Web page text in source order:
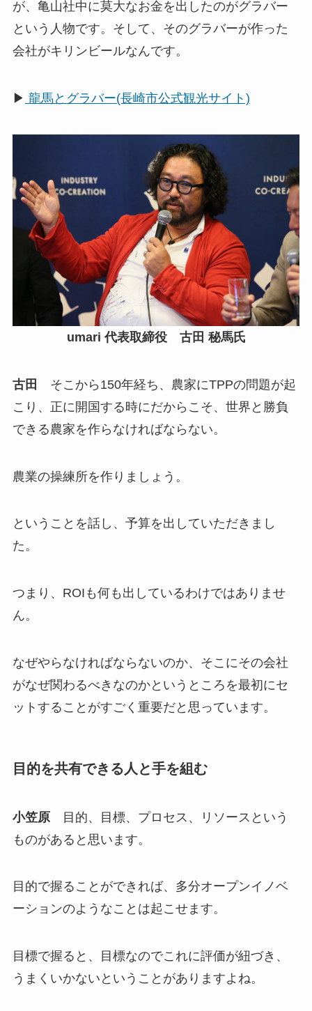
が、亀山社中に莫大なお金を出したのがグラバー
という人物です。そして、そのグラバーが作った
会社がキリンビールなんです。
▶ 龍馬とグラバー(長崎市公式観光サイト)
umari 代表取締役 古田 秘馬氏
古田
そこから150年経ち、農家にTPPの問題が起
こり、正に開国する時にだからこそ、世界と勝負
できる農家を作らなければならない。
農業の操練所を作りましょう。
ということを話し、予算を出していただきまし
た。
つまり、ROIも何も出しているわけではありませ
ん。
なぜやらなければならないのか、そこにその会社
がなぜ関わるべきなのかというところを最初にセ
ットすることがすごく重要だと思っています。
目的を共有できる人と手を組む
小笠原目的、目標、プロセス、リソースという
ものがあると思います。
目的で握ることができれば、多分オープンイノベ
ーションのようなことは起こせます。
目標で握ると、目標なのでこれに評価が紐づき、
うまくいかないということがありますよね。